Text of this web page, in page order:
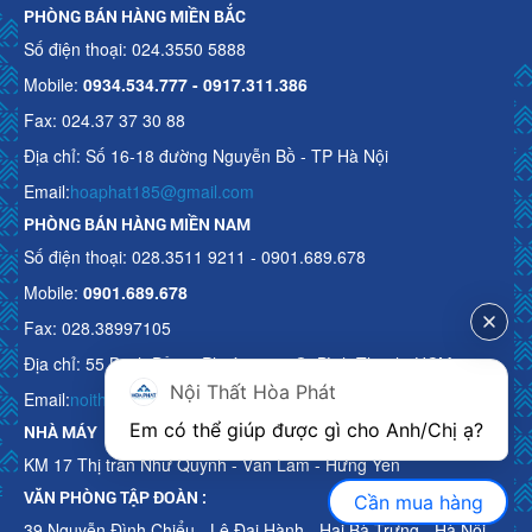
PHÒNG BÁN HÀNG MIỀN BẮC
Số điện thoại: 024.3550 5888
Mobile: 0934.534.777 - 0917.311.386
Fax: 024.37 37 30 88
Địa chỉ: Số 16-18 đường Nguyễn Bồ - TP Hà Nội
Email:hoaphat185@gmail.com
PHÒNG BÁN HÀNG MIỀN NAM
Số điện thoại: 028.3511 9211 - 0901.689.678
Mobile: 0901.689.678
Fax: 028.38997105
Địa chỉ: 55 Bạch Đằng, Phường 15, Q. Bình Thạnh, HCM
Email:noithathoaphattot@gmail.com
NHÀ MÁY
KM 17 Thị trấn Như Quỳnh - Văn Lâm - Hưng Yên
VĂN PHÒNG TẬP ĐOÀN :
Nội Thất Hòa Phát
Cần mua hàng